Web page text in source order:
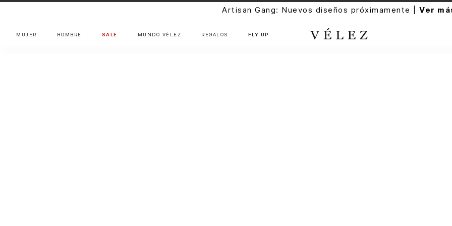
Artisan Gang: Nuevos diseños próximamente |Ver
MUJER HOMBRE SALE MUNDO VÉLEZ REGALOS FLY UP